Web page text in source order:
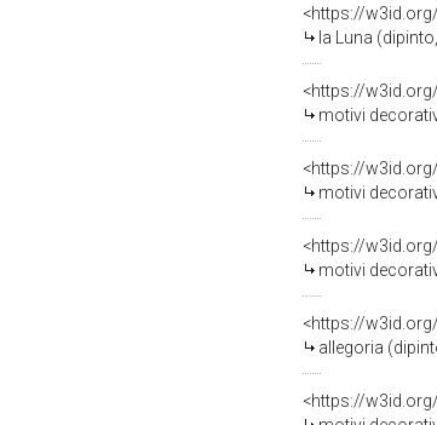
<https://
la Luna
<https://
motivi
<https://
motivi
<https://
motivi
<https://
allegoria
<https://